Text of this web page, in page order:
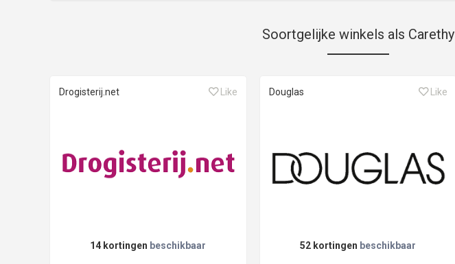
Soortgelijke winkels als Carethy
Drogisterij.net Like
14 kortingen beschikbaar
Douglas Like
52 kortingen beschikbaar